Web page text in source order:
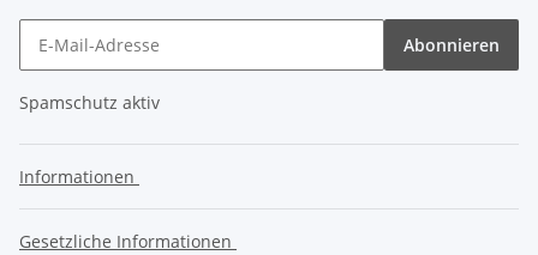
Abonnieren
Spamschutz aktiv
Informationen
Gesetzliche Informationen